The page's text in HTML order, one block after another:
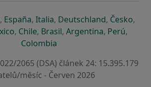
v nové záložce
otevře v nové záložce
, Españase otevře v nové záložce
, Italiase otevře v nové záložce
, Deutschlandse otevře v
, Českose
,
v nové záložce
se otevře v nové záložce
, Chilese otevře v nové záložce
, Brasilse otevře v nové
, Argentinase otevře v
, Perúse
,
Colombia
2065 (DSA) článek 24: 15.395.179
měsíc - Červen 2026